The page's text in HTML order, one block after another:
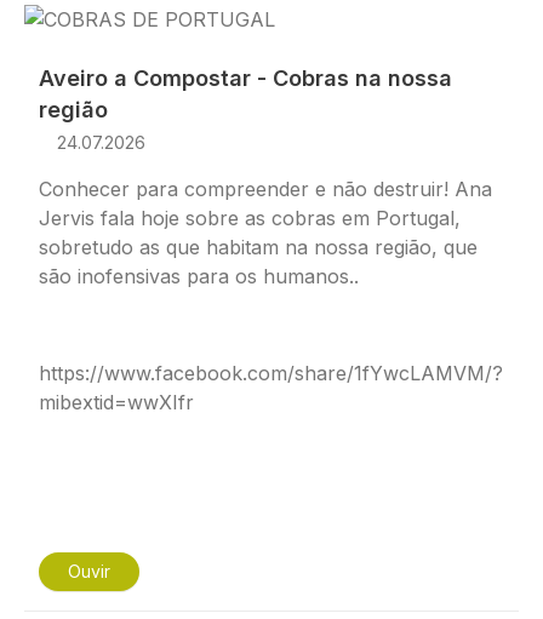
Imagem
Aveiro a Compostar - Cobras na nossa
região
24.07.2026
Conhecer para compreender e não destruir! Ana
Jervis fala hoje sobre as cobras em Portugal,
sobretudo as que habitam na nossa região, que
são inofensivas para os humanos..
https://www.facebook.com/share/1fYwcLAMVM/?
mibextid=wwXIfr
Ouvir